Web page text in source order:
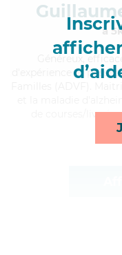
à
,
d'expérience et
de courses/